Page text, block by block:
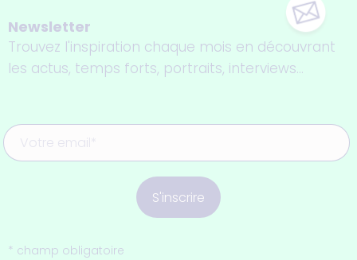
Newsletter
Trouvez l'inspiration chaque mois en découvrant
les actus, temps forts, portraits, interviews...
S'inscrire
* champ obligatoire